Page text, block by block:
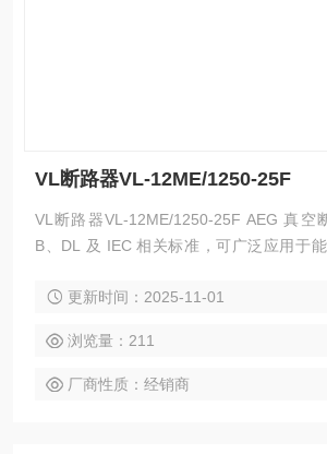
VL断路器VL-12ME/1250-25F
VL断路器VL-12ME/1250-25F AEG 真空断路器全面符合 G
B、DL 及 IEC 相关标准，可广泛应用于能
适用于新建或改扩建的中压变电站中，以
更新时间：2025-11-01
浏览量：211
厂商性质：经销商